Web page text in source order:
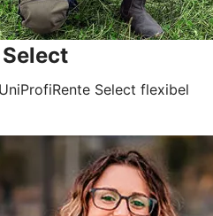
Select flexibel